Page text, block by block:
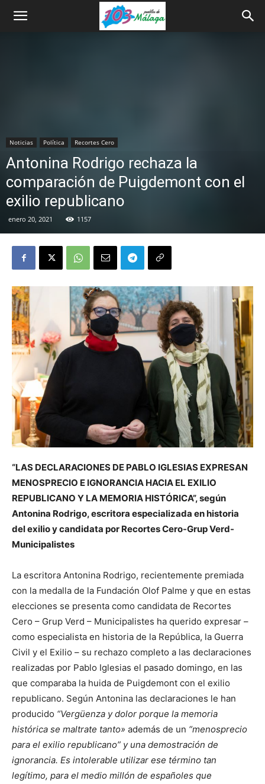
Noticias Política Recortes Cero
Antonina Rodrigo rechaza la
comparación de Puigdemont con el
exilio republicano
enero 20, 2021 1157
“LAS DECLARACIONES DE PABLO IGLESIAS EXPRESAN
MENOSPRECIO E IGNORANCIA HACIA EL EXILIO
REPUBLICANO Y LA MEMORIA HISTÓRICA”, según
Antonina Rodrigo, escritora especializada en historia
del exilio y candidata por Recortes Cero-Grup Verd-
Municipalistes
La escritora Antonina Rodrigo, recientemente premiada
con la medalla de la Fundación Olof Palme y que en estas
elecciones se presenta como candidata de Recortes
Cero – Grup Verd – Municipalistes ha querido expresar –
como especialista en historia de la República, la Guerra
Civil y el Exilio – su rechazo completo a las declaraciones
realizadas por Pablo Iglesias el pasado domingo, en las
que comparaba la huida de Puigdemont con el exilio
republicano. Según Antonina las declaraciones le han
producido “Vergüenza y dolor porque la memoria
histórica se maltrate tanto» además de un “menosprecio
para el exilio republicano” y una demostración de
ignorancia. Es intolerable utilizar ese término tan
legítimo, para el medio millón de españoles que